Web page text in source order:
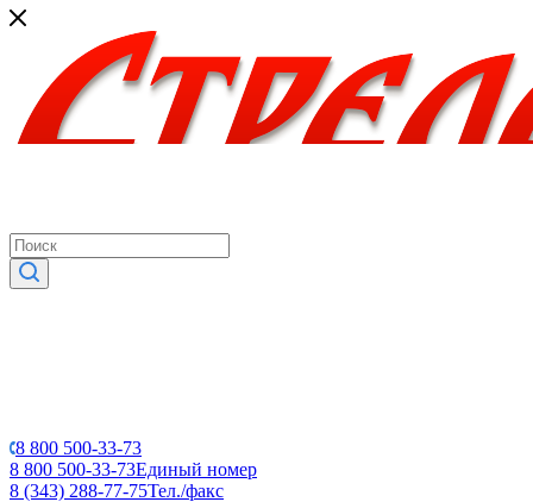
8 800 500-33-73
8 800 500-33-73Единый номер
8 (343) 288-77-75Тел./факс